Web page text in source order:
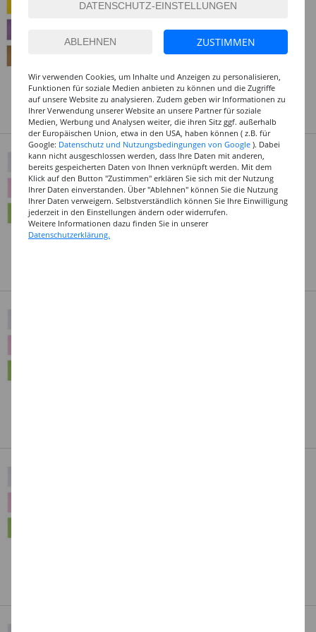
- Verschiedene Farben
(1 qm = 14.39 EUR)
Art.Nr.: CHF34320-5X_Parent
Dieses Produkt gibt es in
53 Varianten
Entdecken Sie hier viele tolle Angebote
Extra-Starke Filzplatten, 30 x 45 cm,
Einzelbogen - Verschiedene Farben
ab4,79 €
(1 qm = 33.26 EUR)
Art.Nr.: CFO5103_Parent
Dieses Produkt gibt es in
ZUSTIMMEN
Wir verwenden Cookies, um Inhalte und Anzeigen zu personalisieren,
Funktionen für soziale Medien anbieten zu können und die Zugriffe
auf unsere Website zu analysieren. Zudem geben wir Informationen zu
Ihrer Verwendung unserer Website an unsere Partner für soziale
Medien, Werbung und Analysen weiter, die ihren Sitz ggf. außerhalb
der Europäischen Union, etwa in den USA, haben können ( z.B. für
Google: Datenschutz und Nutzungsbedingungen von Google ). Dabei
kann nicht ausgeschlossen werden, dass Ihre Daten mit anderen,
bereits gespeicherten Daten von Ihnen verknüpft werden. Mit dem
Klick auf den Button "Zustimmen" erklären Sie sich mit der Nutzung
Ihrer Daten einverstanden. Über "Ablehnen" können Sie die Nutzung
Ihrer Daten verweigern. Selbstverständlich können Sie Ihre Einwilligung
jederzeit in den Einstellungen ändern oder widerrufen.
Weitere Informationen dazu finden Sie in unserer
Datenschutzerklärung.